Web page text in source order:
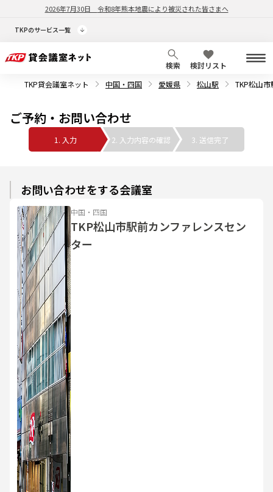
2026年7月30日 令和8年熊本地震により被災された皆さまへ
TKPのサービス一覧
検索
検討リスト
TKP貸会議室ネット
中国・四国 愛媛県 松山駅 TKP松山
ご予約・お問い合わせ
1. 入力 2. 入力内容の確認 3. 送信完了
お問い合わせをする会議室
中国・四国
TKP松山市駅前カンファレンスセン
ター